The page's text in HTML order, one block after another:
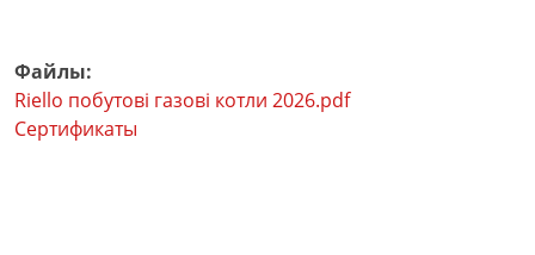
Файлы:
Riello побутові газові котли 2026.pdf
Сертификаты